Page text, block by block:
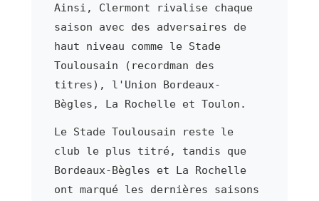
Ainsi, Clermont rivalise chaque
saison avec des adversaires de
haut niveau comme le Stade
Toulousain (recordman des
titres), l'Union Bordeaux-
Bègles, La Rochelle et Toulon.
Le Stade Toulousain reste le
club le plus titré, tandis que
Bordeaux-Bègles et La Rochelle
ont marqué les dernières saisons